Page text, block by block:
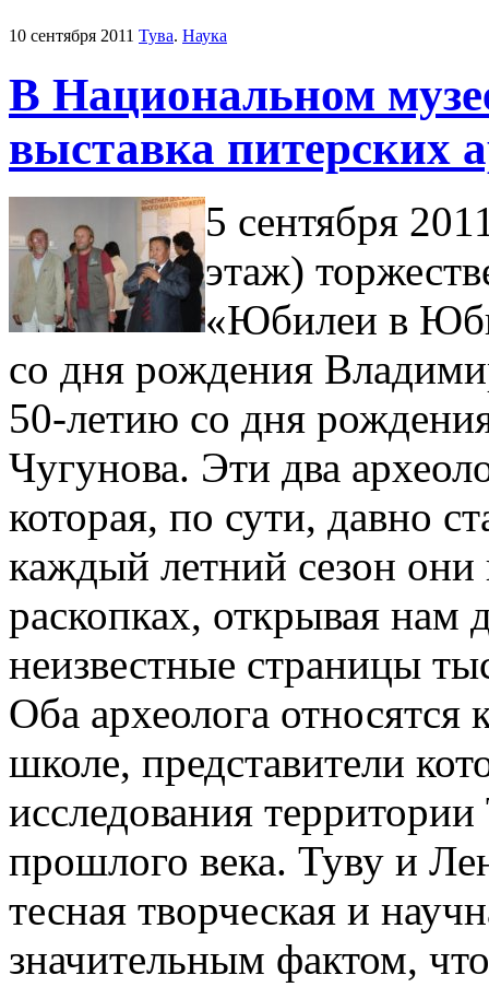
10 сентября 2011 Тува. Наука
В Национальном
выставка питерских
5 сентября
этаж)
«Юбилеи в
со дня рождения
50-летию со дня
Чугунова. Эти два
которая, по сути, давно
каждый летний сезон они
раскопках, открывая нам
неизвестные страницы
Оба археолога относятся
школе, представители
исследования
прошлого века. Туву и
тесная творческая и
значительным фактом,